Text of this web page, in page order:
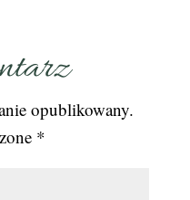
opublikowany.
*